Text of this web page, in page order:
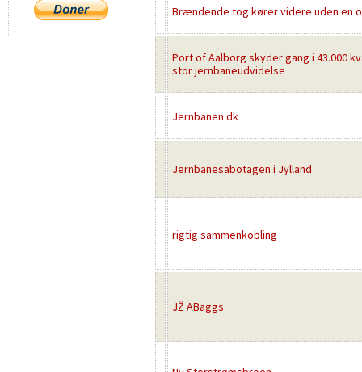
Brændende tog kører videre uden en
Port of Aalborg skyder gang i 43.000
stor jernbaneudvidelse
Jernbanen.dk
Jernbanesabotagen i Jylland
rigtig sammenkobling
JŽ ABaggs